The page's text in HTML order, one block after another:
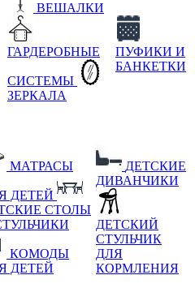
ВЕШАЛКИ
ГАРДЕРОБНЫЕ
СИСТЕМЫ
ЗЕРКАЛА
ПУФИКИ И
БАНКЕТКИ
МАТРАСЫ
ДЕТЕЙ
СТОЛЫ
КОМОДЫ
ДЕТЕЙ
ДЕТСКИЕ
ДИВАНЧИКИ
ДЕТСКИЙ
СТУЛЬЧИК
ДЛЯ
КОРМЛЕНИЯ